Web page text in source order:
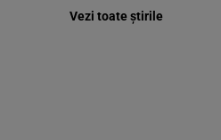
Vezi toate știrile